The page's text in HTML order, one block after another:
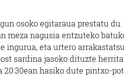
osoko egitaraua prestatu
meza nagusia entzuteko
eta urtero
sardina jasoko dituzte
20:30ean hasiko dute pintxo-